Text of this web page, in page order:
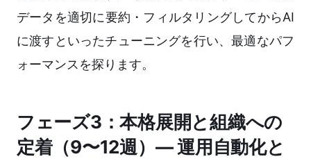
データを適切に要約・フィルタリングしてからAI
に渡すといったチューニングを行い、最適なパフ
ォーマンスを探ります。
フェーズ3：本格展開と組織への
定着（9〜12週）― 運用自動化と